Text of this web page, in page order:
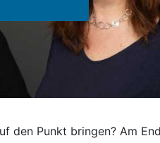
den Punkt bringen? Am